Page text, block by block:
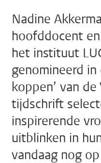
Nadine
hoofddocent
het instituut
genomineerd in
koppen’ van
tijdschrift
inspirerende
uitblinken in
vandaag nog